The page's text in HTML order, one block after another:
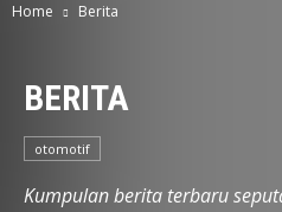
Home Berita
BERITA
otomotif
Kumpulan berita terbaru